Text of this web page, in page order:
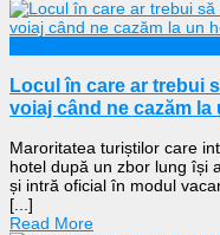
Locul în care ar trebui
voiaj când ne cazăm la
Maroritatea turiștilor care
hotel după un zbor lung își
și intră oficial în modul
[...]
Read More